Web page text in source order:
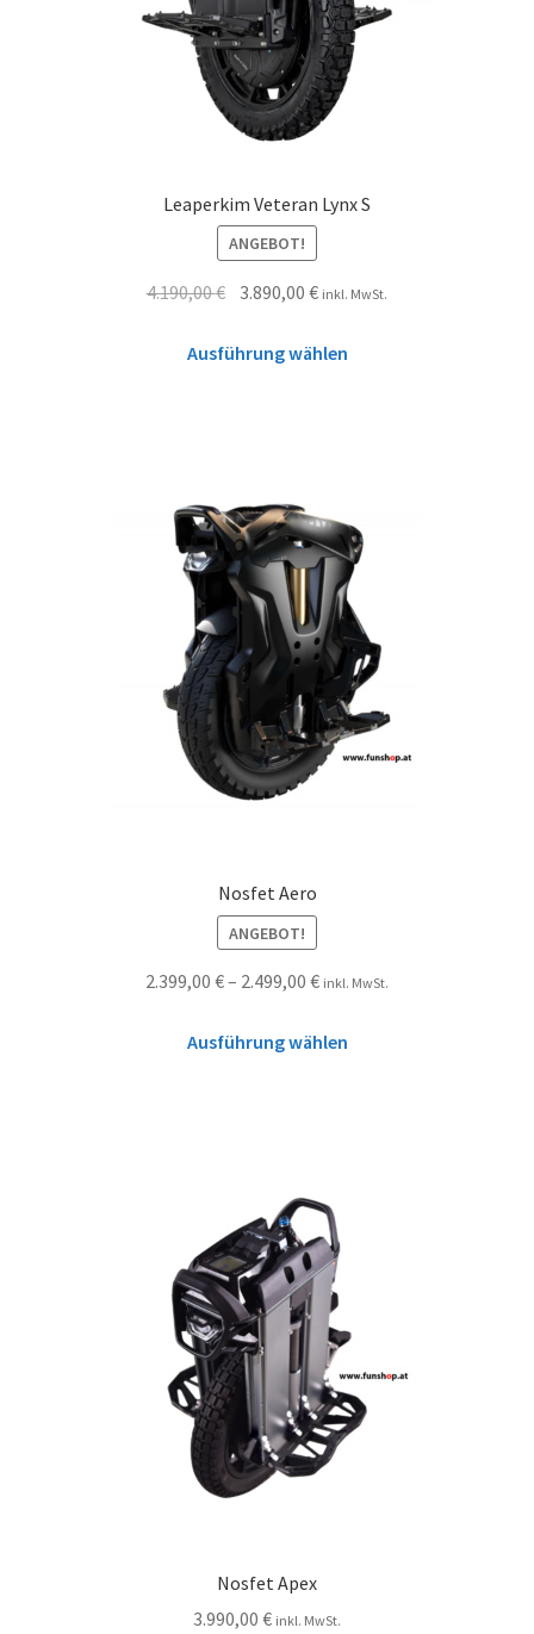
Leaperkim Veteran Lynx S
ANGEBOT!
4.190,00€ 3.890,00€ inkl. MwSt.
Ausführung wählen
Nosfet Aero
ANGEBOT!
2.399,00 €– 2.499,00 € inkl. MwSt.
Ausführung wählen
Nosfet Apex
3.990,00 € inkl. MwSt.